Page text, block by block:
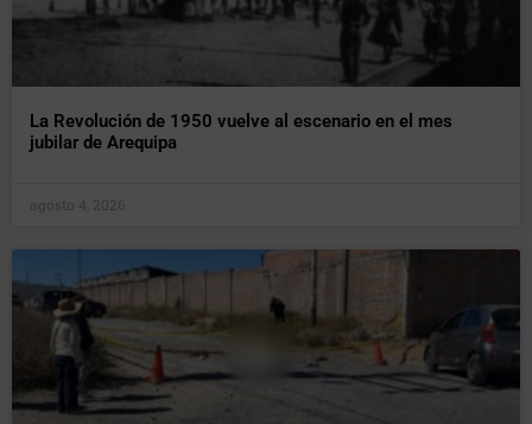
La Revolución de 1950 vuelve al escenario en el mes
jubilar de Arequipa
agosto 4, 2026